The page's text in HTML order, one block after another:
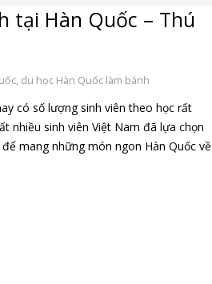
tại Hàn Quốc – Thú
, du học Hàn Quốc làm bánh
có số lượng sinh viên theo học rất
nhiều sinh viên Việt Nam đã lựa chọn
mang những món ngon Hàn Quốc về